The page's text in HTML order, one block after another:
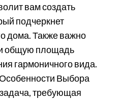
вам создать
подчеркнет
дома. Также важно
общую площадь
гармоничного вида.
Выбора
требующая